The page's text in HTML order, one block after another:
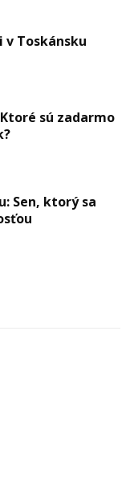
v Toskánsku
sú zadarmo
Sen, ktorý sa